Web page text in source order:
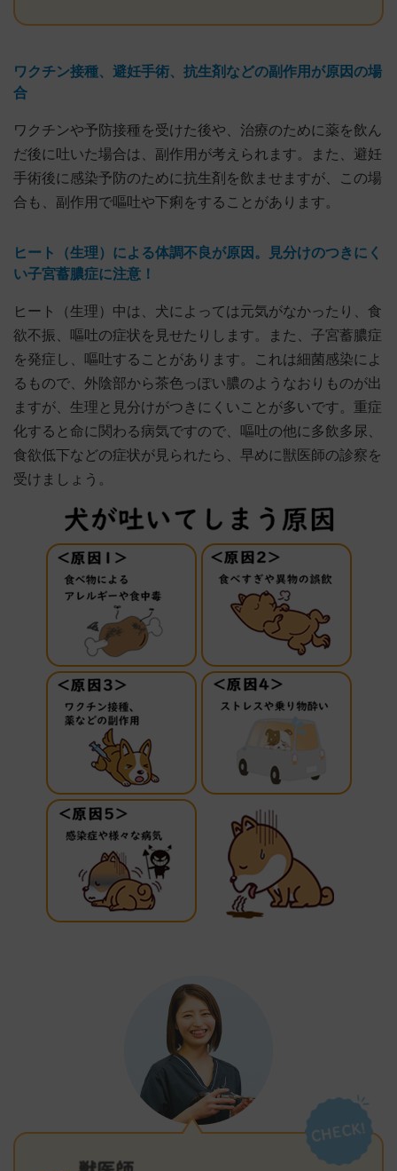
ワクチン接種、避妊手術、抗生剤などの副作用が原因の場
合
ワクチンや予防接種を受けた後や、治療のために薬を飲ん
だ後に吐いた場合は、副作用が考えられます。また、避妊
手術後に感染予防のために抗生剤を飲ませますが、この場
合も、副作用で嘔吐や下痢をすることがあります。
ヒート（生理）による体調不良が原因。見分けのつきにく
い子宮蓄膿症に注意！
ヒート（生理）中は、犬によっては元気がなかったり、食
欲不振、嘔吐の症状を見せたりします。また、子宮蓄膿症
を発症し、嘔吐することがあります。これは細菌感染によ
るもので、外陰部から茶色っぽい膿のようなおりものが出
ますが、生理と見分けがつきにくいことが多いです。重症
化すると命に関わる病気ですので、嘔吐の他に多飲多尿、
食欲低下などの症状が見られたら、早めに獣医師の診察を
受けましょう。